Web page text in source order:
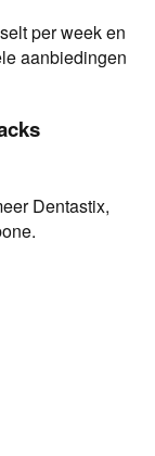
per week en
aanbiedingen
Dentastix,